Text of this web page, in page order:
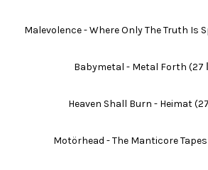
Malevolence - Where Only The Truth Is
Babymetal - Metal Forth (27
Heaven Shall Burn - Heimat
Motörhead - The Manticore Tapes